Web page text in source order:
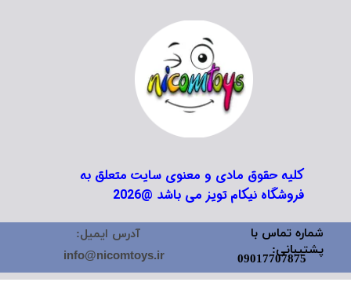
فروشگاه نیکام تویز می باشد @2026
شماره تماس با
پشتیبانی:
09017707875
آدرس ایمیل:
info@nicomtoys.ir